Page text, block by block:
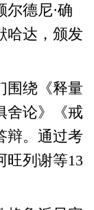
尔德尼·确
哈达，颁发
绕《释量
舍论》《戒
辩。通过考
旺列谢等13